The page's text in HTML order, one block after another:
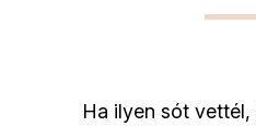
Ha ilyen sót